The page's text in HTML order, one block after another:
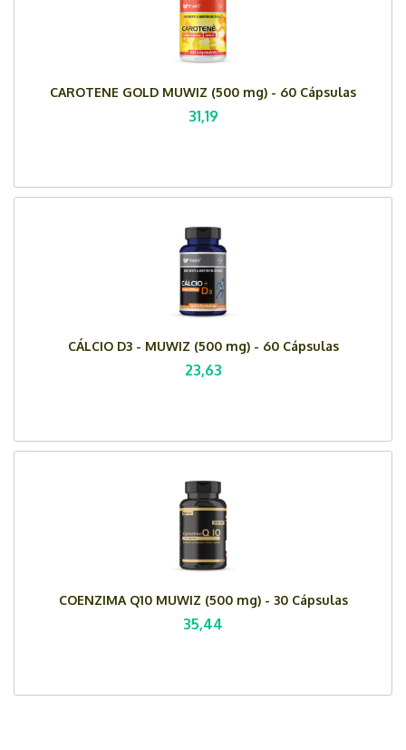
CAROTENE GOLD MUWIZ (500 mg) - 60 Cápsulas
31,19
CÁLCIO D3 - MUWIZ (500 mg) - 60 Cápsulas
23,63
COENZIMA Q10 MUWIZ (500 mg) - 30 Cápsulas
35,44